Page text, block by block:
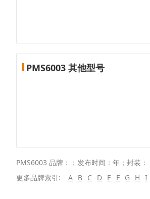
PMS6003 其他型号
PMS6003 品牌：；发布时间：年；封装
更多品牌索引:
A B C D E F G H I